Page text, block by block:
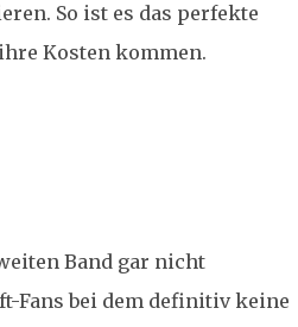
So ist es das perfekte
Kosten kommen.
Band gar nicht
Fans bei dem definitiv keine